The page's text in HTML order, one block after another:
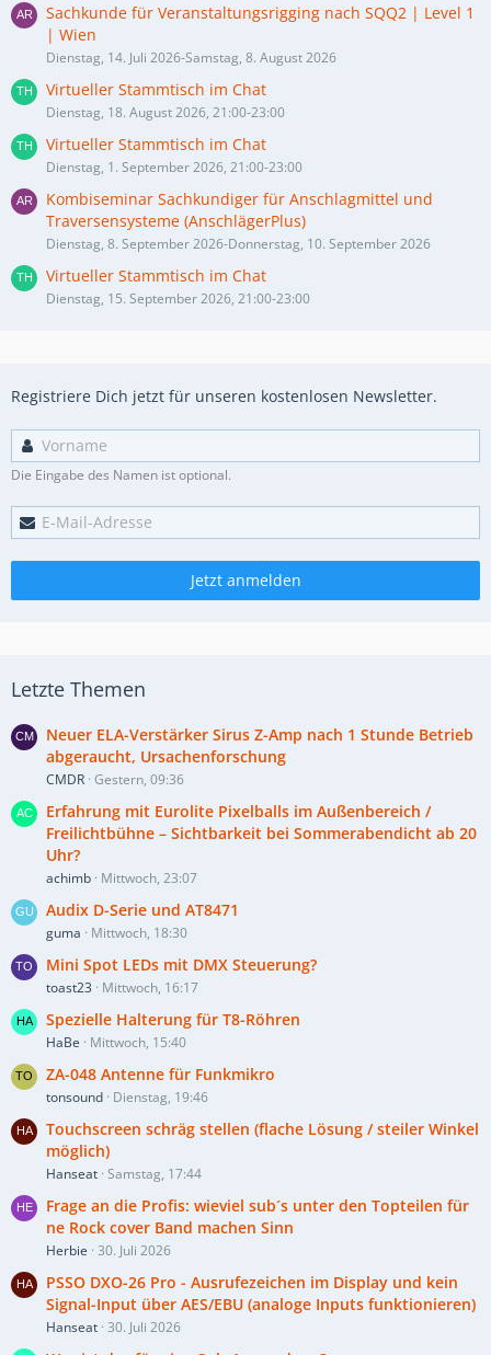
Sachkunde für Veranstaltungsrigging nach SQQ2 | Level 1
| Wien
Dienstag, 14. Juli 2026-Samstag, 8. August 2026
Virtueller Stammtisch im Chat
Dienstag, 18. August 2026, 21:00-23:00
Virtueller Stammtisch im Chat
Dienstag, 1. September 2026, 21:00-23:00
Kombiseminar Sachkundiger für Anschlagmittel und
Traversensysteme (AnschlägerPlus)
Dienstag, 8. September 2026-Donnerstag, 10. September 2026
Virtueller Stammtisch im Chat
Dienstag, 15. September 2026, 21:00-23:00
Registriere Dich jetzt für unseren kostenlosen Newsletter.
Die Eingabe des Namen ist optional.
Jetzt anmelden
Letzte Themen
Neuer ELA-Verstärker Sirus Z-Amp nach 1 Stunde Betrieb
abgeraucht, Ursachenforschung
CMDR Gestern, 09:36
Erfahrung mit Eurolite Pixelballs im Außenbereich /
Freilichtbühne – Sichtbarkeit bei Sommerabendicht ab 20
Uhr?
achimb Mittwoch, 23:07
Audix D-Serie und AT8471
guma Mittwoch, 18:30
Mini Spot LEDs mit DMX Steuerung?
toast23 Mittwoch, 16:17
Spezielle Halterung für T8-Röhren
HaBe Mittwoch, 15:40
ZA-048 Antenne für Funkmikro
tonsound Dienstag, 19:46
Touchscreen schräg stellen (flache Lösung / steiler Winkel
möglich)
Hanseat Samstag, 17:44
Frage an die Profis: wieviel sub´s unter den Topteilen für
ne Rock cover Band machen Sinn
Herbie 30. Juli 2026
PSSO DXO-26 Pro - Ausrufezeichen im Display und kein
Signal-Input über AES/EBU (analoge Inputs funktionieren)
Hanseat 30. Juli 2026